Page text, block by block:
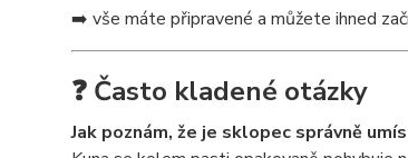
➡️ vše máte připravené a můžete ihned
❓ Často kladené otázky
Jak poznám, že je sklopec správně